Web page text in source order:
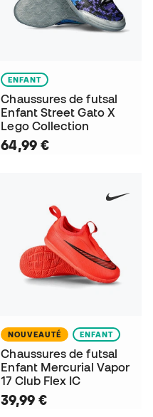
ENFANT
Chaussures de futsal
Enfant Street Gato X
Lego Collection
64,99 €
NOUVEAUTÉ ENFANT
Chaussures de futsal
Enfant Mercurial Vapor
17 Club Flex IC
39,99 €